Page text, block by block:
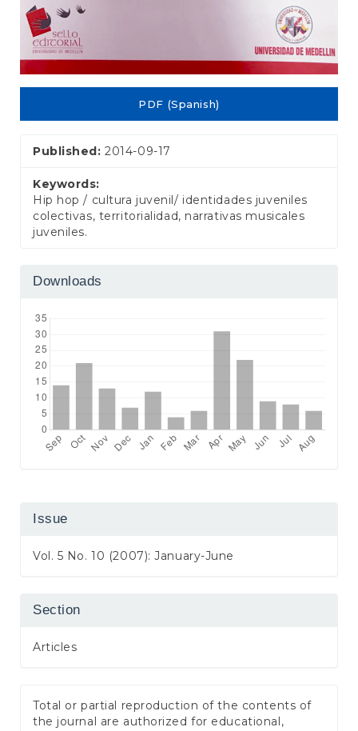
PDF (Spanish)
Published:2014-09-17
Keywords:
Hip hop / cultura juvenil/ identidades juveniles
colectivas, territorialidad, narrativas musicales
juveniles.
Downloads
Issue
Vol. 5 No. 10 (2007): January-June
Section
Articles
Total or partial reproduction of the contents of
the journal are authorized for educational,